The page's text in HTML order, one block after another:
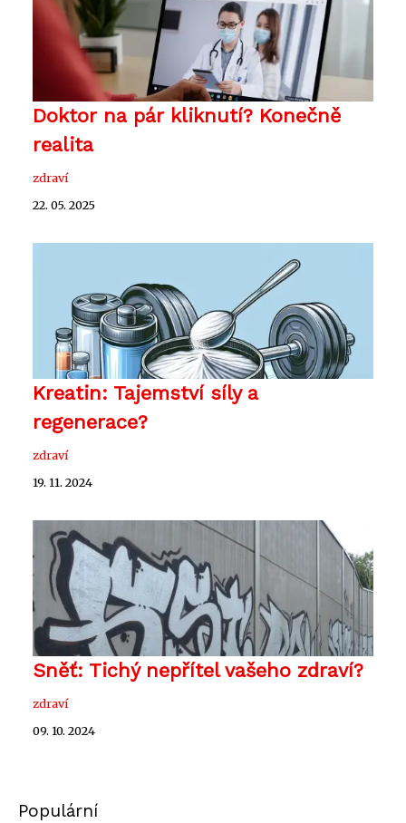
Doktor na pár kliknutí? Konečně
realita
zdraví
22. 05. 2025
Kreatin: Tajemství síly a
regenerace?
zdraví
19. 11. 2024
Sněť: Tichý nepřítel vašeho zdraví?
zdraví
09. 10. 2024
Populární